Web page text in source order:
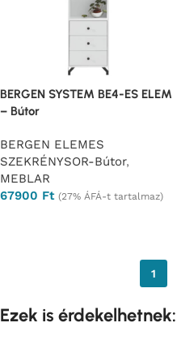
BERGEN SYSTEM BE4-ES ELEM
– Bútor
BERGEN ELEMES
SZEKRÉNYSOR-Bútor,
MEBLAR
67900 Ft (27% ÁFÁ-t tartalmaz)
1
Ezek is érdekelhetnek: